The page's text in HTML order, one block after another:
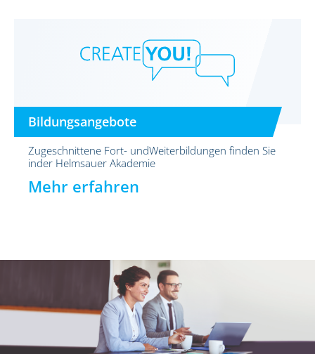
Bildungsangebote
Zugeschnittene Fort- undWeiterbildungen finden Sie
inder Helmsauer Akademie
Mehr erfahren